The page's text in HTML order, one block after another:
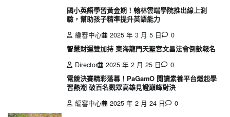
國小英語學習黃金期！翰林雲端學院推出線上測
驗，幫助孩子精準提升英語能力
編審中心
2025 年 3 月 5 日
0
智慧財運雙加持 東海龍門天聖宮文昌法會倒數報名
Director
2025 年 2 月 25 日
0
電競決賽精彩落幕！PaGamO 閱讀素養平台燃起學
習熱潮 破百名觀眾高雄見證巔峰對決
編審中心
2025 年 2 月 24 日 0